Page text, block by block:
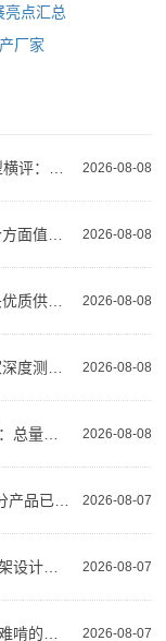
亮点汇总
厂家
2026-08-08
2026-08-08
2026-08-08
2026-08-08
2026-08-08
2026-08-07
2026-08-07
2026-08-07